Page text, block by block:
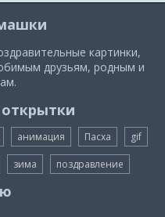
картинки,
друзьям, родным и
анимация Пасха gif
зима поздравление